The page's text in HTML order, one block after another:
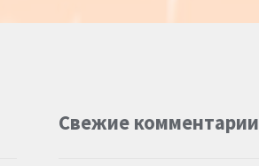
Свежие комментарии